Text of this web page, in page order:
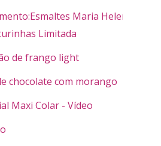
Maria Helena
Limitada
de frango light
chocolate com morango
Maxi Colar - Vídeo